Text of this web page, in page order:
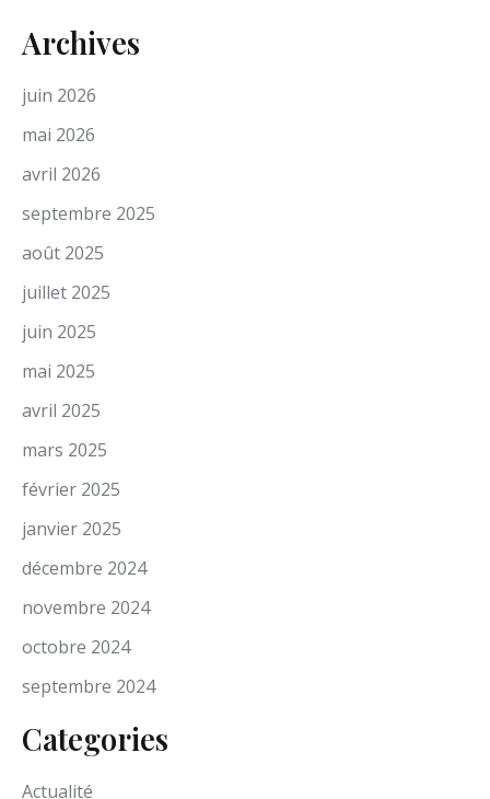
Archives
juin 2026
mai 2026
avril 2026
septembre 2025
août 2025
juillet 2025
juin 2025
mai 2025
avril 2025
mars 2025
février 2025
janvier 2025
décembre 2024
novembre 2024
octobre 2024
septembre 2024
Categories
Actualité